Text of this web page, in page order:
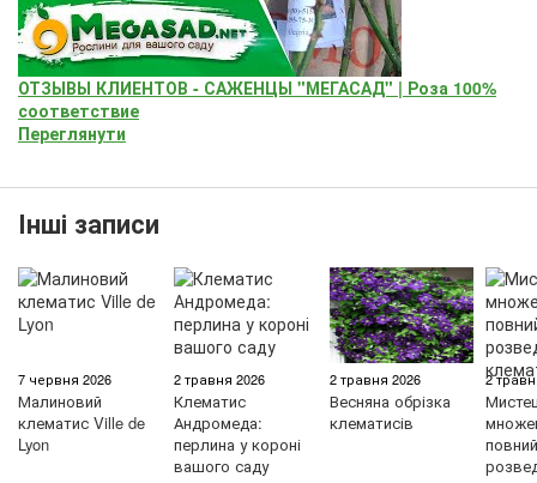
ОТЗЫВЫ КЛИЕНТОВ - САЖЕНЦЫ "МЕГАСАД" | Роза 100%
соответствие
Переглянути
Інші записи
7 червня 2026
Малиновий
клематис Ville de
Lyon
2 травня 2026
Клематис
Андромеда:
перлина у короні
вашого саду
2 травня 2026
Весняна обрізка
клематисів
2
повний